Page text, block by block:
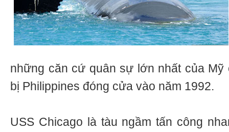
những căn cứ quân sự lớn nhất của
bị Philippines đóng cửa vào năm 1992.
USS Chicago là tàu ngầm tấn công